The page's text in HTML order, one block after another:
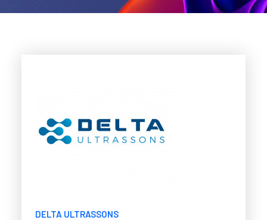
DELTA ULTRASSONS